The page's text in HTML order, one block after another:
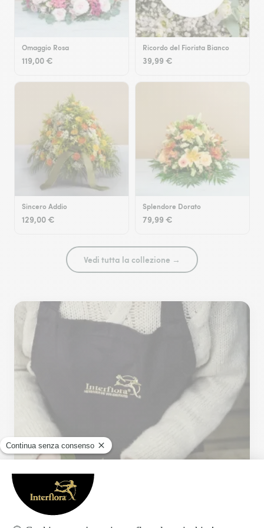
Omaggio Rosa
119,00 €
Ricordo del Fiorista Bianco
39,99 €
Sincero Addio
129,00 €
Splendore Dorato
79,99 €
Vedi tutta la collezione →